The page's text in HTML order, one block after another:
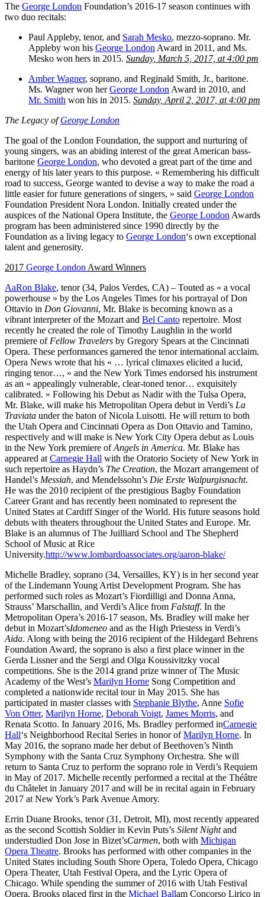
The George London Foundation’s 2016-17 season continues with
two duo recitals:
Paul Appleby, tenor, and Sarah Mesko, mezzo-soprano. Mr.
Appleby won his George London Award in 2011, and Ms.
Mesko won hers in 2015. Sunday, March 5, 2017, at 4:00 pm
Amber Wagner, soprano, and Reginald Smith, Jr., baritone.
Ms. Wagner won herGeorge London Award in 2010, and
Mr. Smith won his in 2015. Sunday, April 2, 2017, at 4:00 pm
The Legacy ofGeorge London
The goal of the London Foundation, the support and nurturing of
young singers, was an abiding interest of the great American bass-
baritone George London, who devoted a great part of the time and
energy of his later years to this purpose. « Remembering his difficult
road to success, George wanted to devise a way to make the road a
little easier for future generations of singers, » said George London
Foundation President Nora London. Initially created under the
auspices of the National Opera Institute, the George London Awards
program has been administered since 1990 directly by the
Foundation as a living legacy to George London‘s own exceptional
talent and generosity.
2017 George London Award Winners
AaRon Blake, tenor (34, Palos Verdes, CA) – Touted as « a vocal
powerhouse » by the Los Angeles Times for his portrayal of Don
Ottavio in Don Giovanni, Mr. Blake is becoming known as a
vibrant interpreter of the Mozart and Bel Canto repertoire. Most
recently he created the role of Timothy Laughlin in the world
premiere of Fellow Travelers by Gregory Spears at the Cincinnati
Opera. These performances garnered the tenor international acclaim.
Opera News wrote that his « … lyrical climaxes elicited a lucid,
ringing tenor…, » and the New York Times endorsed his instrument
as an « appealingly vulnerable, clear-toned tenor… exquisitely
calibrated. » Following his Debut as Nadir with the Tulsa Opera,
Mr. Blake, will make his Metropolitan Opera debut in Verdi’s La
Traviata under the baton of Nicola Luisotti. He will return to both
the Utah Opera and Cincinnati Opera as Don Ottavio and Tamino,
respectively and will make is New York City Opera debut as Louis
in the New York premiere ofAngels in America. Mr. Blake has
appeared at Carnegie Hall with the Oratorio Society of New York in
such repertoire as Haydn’s The Creation, the Mozart arrangement of
Handel’s Messiah, and Mendelssohn’s Die Erste Walpurgisnacht.
He was the 2010 recipient of the prestigious Bagby Foundation
Career Grant and has recently been nominated to represent the
United States at Cardiff Singer of the World. His future seasons hold
debuts with theaters throughout the United States and Europe. Mr.
Blake is an alumnus of The Juilliard School and The Shepherd
School of Music at Rice
University.http://www.lombardoassociates.org/aaron-blake/
Michelle Bradley, soprano (34, Versailles, KY) is in her second year
of the Lindemann Young Artist Development Program. She has
performed such roles as Mozart’s Fiordilligi and Donna Anna,
Strauss’ Marschallin, and Verdi’s Alice from Falstaff. In the
Metropolitan Opera’s 2016-17 season, Ms. Bradley will make her
debut in Mozart’sIdomeneo and as the High Priestess in Verdi’s
Aida. Along with being the 2016 recipient of the Hildegard Behrens
Foundation Award, the soprano is also a first place winner in the
Gerda Lissner and the Sergi and Olga Koussivitzky vocal
competitions. She is the 2014 grand prize winner of The Music
Academy of the West’s Marilyn Horne Song Competition and
completed a nationwide recital tour in May 2015. She has
participated in master classes with Stephanie Blythe, Anne Sofie
Von Otter, Marilyn Horne, Deborah Voigt, James Morris, and
Renata Scotto. In January 2016, Ms. Bradley performed inCarnegie
Hall‘s Neighborhood Recital Series in honor ofMarilyn Horne. In
May 2016, the soprano made her debut of Beethoven’s Ninth
Symphony with the Santa Cruz Symphony Orchestra. She will
return to Santa Cruz to perform the soprano role in Verdi’s Requiem
in May of 2017. Michelle recently performed a recital at the Théâtre
du Châtelet in January 2017 and will be in recital again in February
2017 at New York’s Park Avenue Amory.
Errin Duane Brooks, tenor (31, Detroit, MI), most recently appeared
as the second Scottish Soldier in Kevin Puts’s Silent Nightand
understudied Don Jose in Bizet’sCarmen, both with Michigan
Opera Theatre. Brooks has performed with other companies in the
United States including South Shore Opera, Toledo Opera, Chicago
Opera Theater, Utah Festival Opera, and the Lyric Opera of
Chicago. While spending the summer of 2016 with Utah Festival
Opera, Brooks placed first in the Michael Ballam Concorso Lirico in